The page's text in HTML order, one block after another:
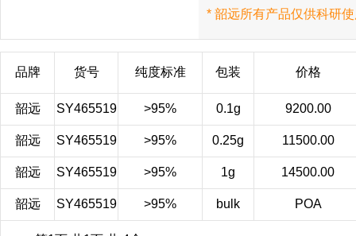
* 韶远所有产品仅供科研
品牌 货号 纯度标准 包装 价格
韶远 SY465519 >95% 0.1g 9200.00
韶远 SY465519 >95% 0.25g 11500.00
韶远 SY465519 >95% 1g 14500.00
韶远 SY465519 >95% bulk POA